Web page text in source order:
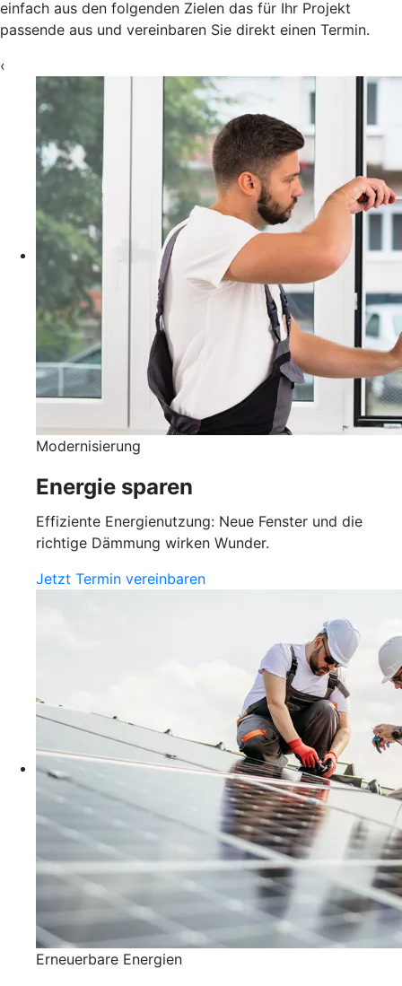
einfach aus den folgenden Zielen das für Ihr Projekt
passende aus und vereinbaren Sie direkt einen Termin.
‹
Modernisierung
Energie sparen
Effiziente Energienutzung: Neue Fenster und die
richtige Dämmung wirken Wunder.
Jetzt Termin vereinbaren
Erneuerbare Energien